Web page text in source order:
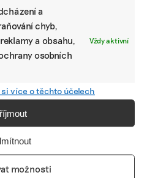
a
chyb,
a obsahu,
osobních
Vždy aktivní
více o těchto účelech
možnosti